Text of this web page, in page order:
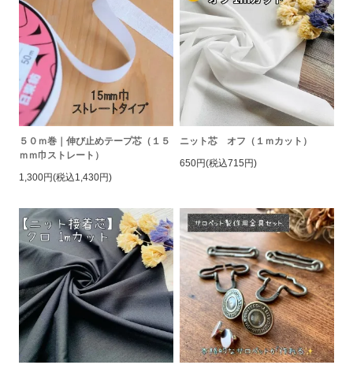
５０ｍ巻｜伸び止めテープ芯（１５
ｍｍ巾ストレート）
1,300円(税込1,430円)
ニット芯 オフ（１ｍカット）
650円(税込715円)